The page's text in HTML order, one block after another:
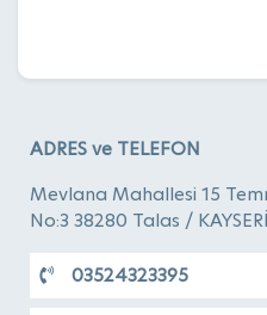
ADRES ve TELEFON
Mevlana Mahallesi 15
No:3 38280 Talas / KAYSERİ
03524323395